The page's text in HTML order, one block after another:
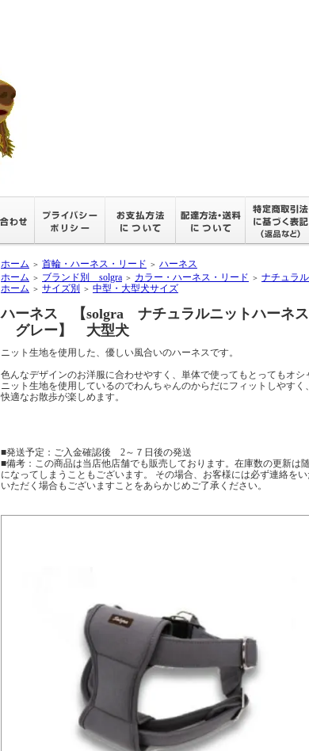
ホーム ＞ 首輪・ハーネス・リード ＞ ハーネス
ホーム ＞ ブランド別 solgra ＞ カラー・ハーネス・リード ＞ ナチュラ
ホーム ＞ サイズ別 ＞ 中型・大型犬サイズ
ハーネス 【solgra ナチュラルニットハーネ
グレー】 大型犬
ニット生地を使用した、優しい風合いのハーネスです。
色んなデザインのお洋服に合わせやすく、単体で使ってもとってもオシ
ニット生地を使用しているのでわんちゃんのからだにフィットしやすく、
快適なお散歩が楽しめます。
■発送予定：ご入金確認後 2～７日後の発送
■備考：この商品は当店他店舗でも販売しております。在庫数の更新は
になってしまうこともございます。 その場合、お客様には必ず連絡を
いただく場合もございますことをあらかじめご了承ください。